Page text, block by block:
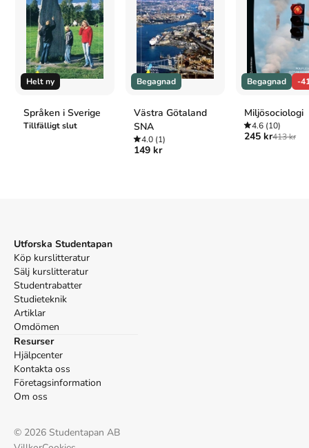
Helt ny
Språken i Sverige
Tillfälligt slut
Begagnad
Västra Götaland
SNA
4.0 (1)
149 kr
Begagnad -
Miljösociologi
4.6 (10)
245 kr413 kr
Utforska Studentapan
Köp kurslitteratur
Sälj kurslitteratur
Studentrabatter
Studieteknik
Artiklar
Omdömen
Resurser
Hjälpcenter
Kontakta oss
Företagsinformation
Om oss
© 2026 Studentapan AB